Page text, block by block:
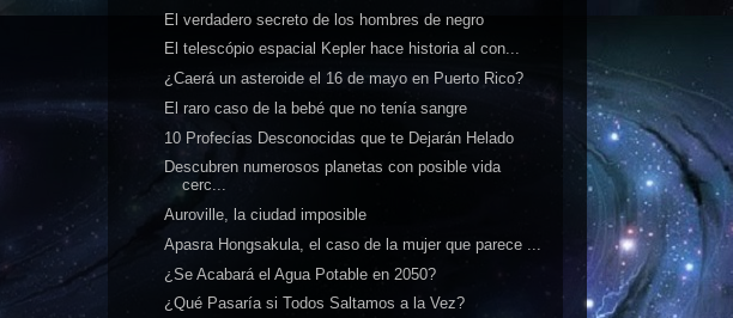
El verdadero secreto de los hombres de negro
El telescópio espacial Kepler hace historia al con...
¿Caerá un asteroide el 16 de mayo en Puerto Rico?
El raro caso de la bebé que no tenía sangre
10 Profecías Desconocidas que te Dejarán Helado
Descubren numerosos planetas con posible vida
cerc...
Auroville, la ciudad imposible
Apasra Hongsakula, el caso de la mujer que parece ...
¿Se Acabará el Agua Potable en 2050?
¿Qué Pasaría si Todos Saltamos a la Vez?